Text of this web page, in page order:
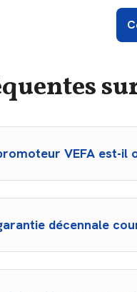
VEFA est-il
décennale